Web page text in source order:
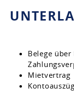
Belege
Mietvertrag